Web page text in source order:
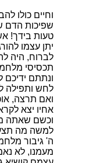
וחיים כולו
שפיכות הדם
טעות בידך!
יתן עצמו
לברוח, היה
תכסיסי
ונתתם
לחש ותפילה
ואם תרצה,
אחיו יצא
וכשם שאתה
למשה מה
ה' גיבור
מעמנו, לא